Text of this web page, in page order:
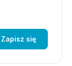
Zapisz się